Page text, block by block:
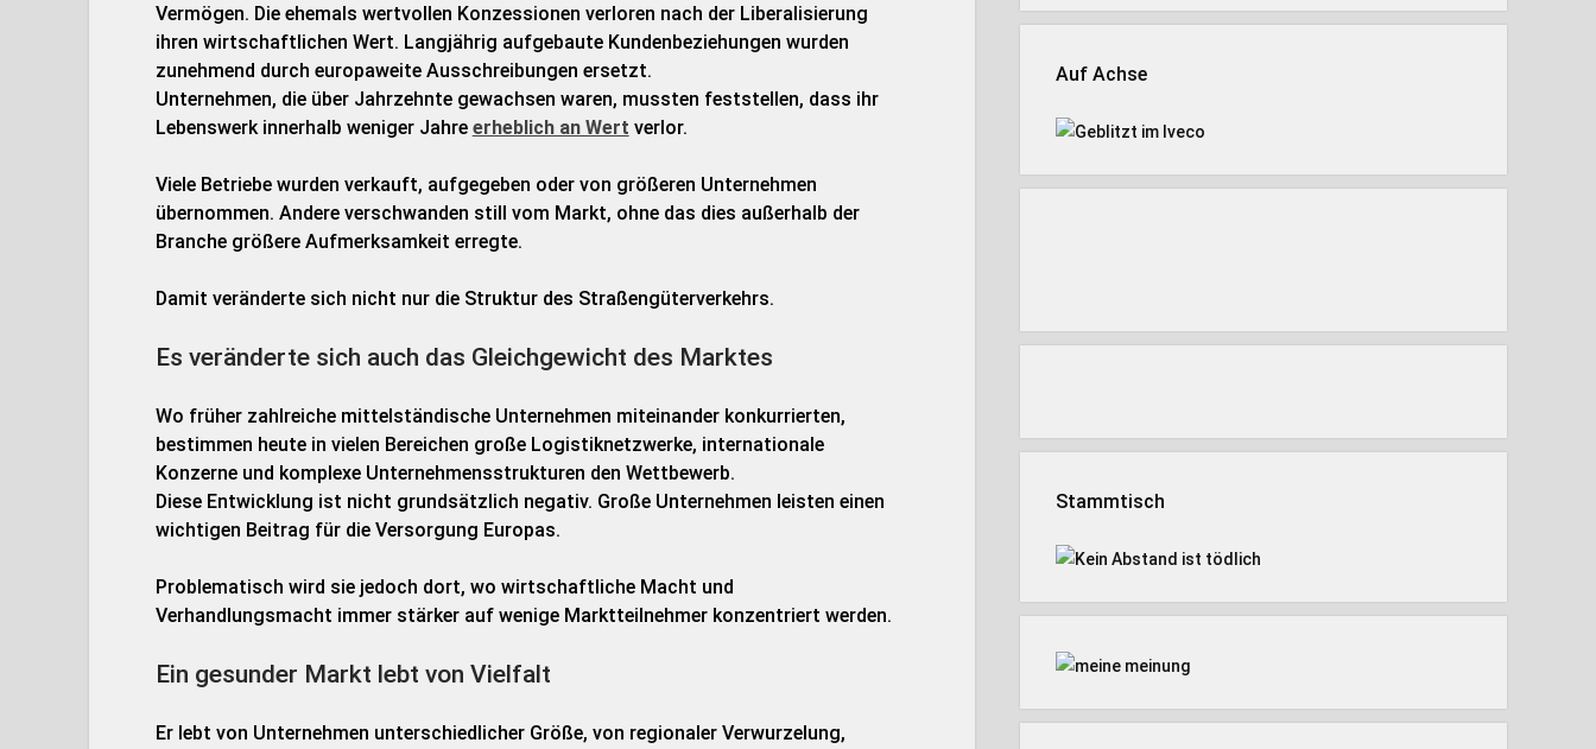
Vermögen. Die ehemals wertvollen Konzessionen verloren nach der Liberalisierung
ihren wirtschaftlichen Wert. Langjährig aufgebaute Kundenbeziehungen wurden
zunehmend durch europaweite Ausschreibungen ersetzt.
Unternehmen, die über Jahrzehnte gewachsen waren, mussten feststellen, dass ihr
Lebenswerk innerhalb weniger Jahre erheblich an Wert verlor.
Viele Betriebe wurden verkauft, aufgegeben oder von größeren Unternehmen
übernommen. Andere verschwanden still vom Markt, ohne das dies außerhalb der
Branche größere Aufmerksamkeit erregte.
Damit veränderte sich nicht nur die Struktur des Straßengüterverkehrs.
Es veränderte sich auch das Gleichgewicht des Marktes
Wo früher zahlreiche mittelständische Unternehmen miteinander konkurrierten,
bestimmen heute in vielen Bereichen große Logistiknetzwerke, internationale
Konzerne und komplexe Unternehmensstrukturen den Wettbewerb.
Diese Entwicklung ist nicht grundsätzlich negativ. Große Unternehmen leisten einen
wichtigen Beitrag für die Versorgung Europas.
Problematisch wird sie jedoch dort, wo wirtschaftliche Macht und
Verhandlungsmacht immer stärker auf wenige Marktteilnehmer konzentriert werden.
Ein gesunder Markt lebt von Vielfalt
Er lebt von Unternehmen unterschiedlicher Größe, von regionaler Verwurzelung,
Auf Achse
Stammtisch